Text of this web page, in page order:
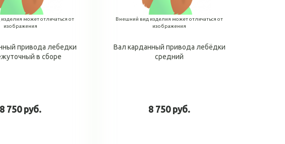
может отличаться от
изображения
привода лебедки
в сборе
8 750 руб.
Внешний вид изделия может отличаться от
изображения
Вал карданный привода лебёдки
средний
8 750 руб.